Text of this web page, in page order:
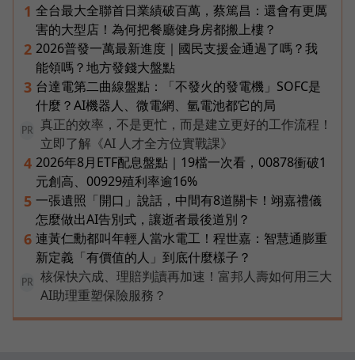
1 全台最大全聯首日業績破百萬，蔡篤昌：還會有更厲
害的大型店！為何把餐廳健身房都搬上樓？
2 2026普發一萬最新進度｜國民支援金通過了嗎？我
能領嗎？地方發錢大盤點
3 台達電第二曲線盤點：「不發火的發電機」SOFC是
什麼？AI機器人、微電網、氫電池都它的局
PR
真正的效率，不是更忙，而是建立更好的工作流程！
立即了解《AI 人才全方位實戰課》
4 2026年8月ETF配息盤點｜19檔一次看，00878衝破1
元創高、00929殖利率逾16%
5 一張遺照「開口」說話，中間有8道關卡！翊嘉禮儀
怎麼做出AI告別式，讓逝者最後道別？
6 連黃仁勳都叫年輕人當水電工！程世嘉：智慧通膨重
新定義「有價值的人」到底什麼樣子？
PR
核保快六成、理賠判讀再加速！富邦人壽如何用三大
AI助理重塑保險服務？